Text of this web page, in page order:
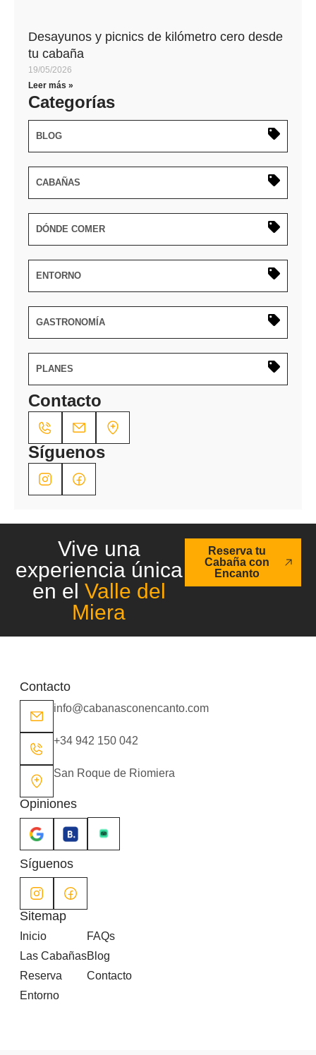
Desayunos y picnics de kilómetro cero desde
tu cabaña
19/05/2026
Leer más »
Categorías
BLOG
CABAÑAS
DÓNDE COMER
ENTORNO
GASTRONOMÍA
PLANES
Contacto
Síguenos
Vive una
experiencia única
en el Valle del
Miera
Reserva tu
Cabaña con
Encanto
Contacto
info@cabanasconencanto.com
+34 942 150 042
San Roque de Riomiera
Opiniones
Síguenos
Sitemap
Inicio
Las Cabañas
Reserva
Entorno
FAQs
Blog
Contacto